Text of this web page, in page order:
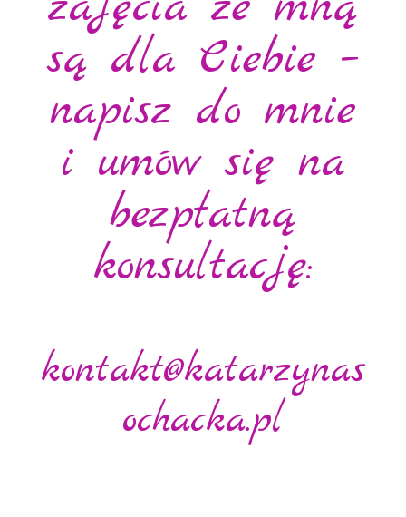
są dla Ciebie –
napisz do mnie
i umów się na
bezpłatną
konsultację:
kontakt@katarzynas
ochacka.pl